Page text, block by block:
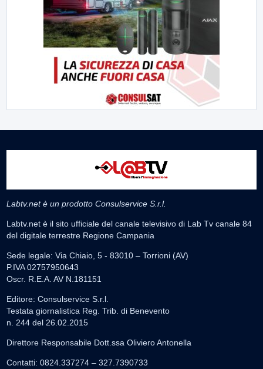
Labtv.net è un prodotto Consulservice S.r.l.
Labtv.net è il sito ufficiale del canale televisivo di Lab Tv canale 84
del digitale terrestre Regione Campania
Sede legale: Via Chiaio, 5 - 83010 – Torrioni (AV)
P.IVA 02757950643
Oscr. R.E.A. AV N.181151
Editore: Consulservice S.r.l.
Testata giornalistica Reg. Trib. di Benevento
n. 244 del 26.02.2015
Direttore Responsabile Dott.ssa Oliviero Antonella
Contatti: 0824.337274 – 327.7390733